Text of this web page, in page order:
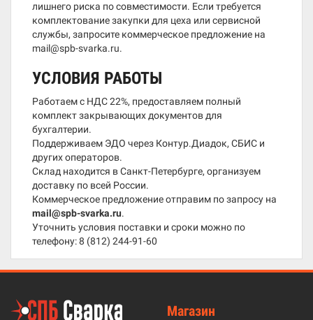
лишнего риска по совместимости. Если требуется
комплектование закупки для цеха или сервисной
службы, запросите коммерческое предложение на
mail@spb-svarka.ru.
УСЛОВИЯ РАБОТЫ
Работаем с НДС 22%, предоставляем полный
комплект закрывающих документов для
бухгалтерии.
Поддерживаем ЭДО через Контур.Диадок, СБИС и
других операторов.
Склад находится в Санкт-Петербурге, организуем
доставку по всей России.
Коммерческое предложение отправим по запросу на
mail@spb-svarka.ru.
Уточнить условия поставки и сроки можно по
телефону:8 (812) 244-91-60
Магазин